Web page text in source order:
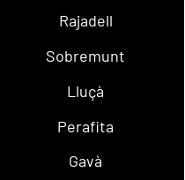
Rajadell
Sobremunt
Lluçà
Perafita
Gavà